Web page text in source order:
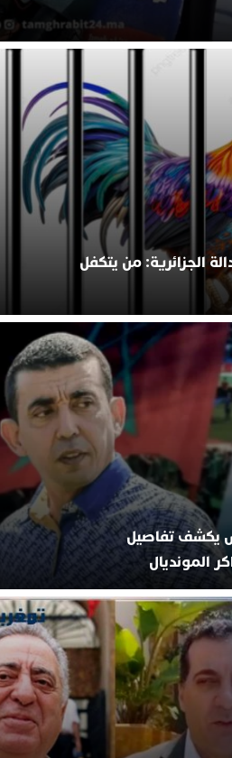
الجزائرية: من يتكفل
يكشف تفاصيل
المونديال